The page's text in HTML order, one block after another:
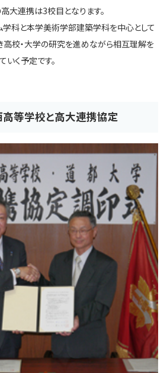
大連携は3校目となります。
学科と本学美術学部建築学科を中心として
高校・大学の研究を進めながら相互理解を
く予定です。
等学校と高大連携協定